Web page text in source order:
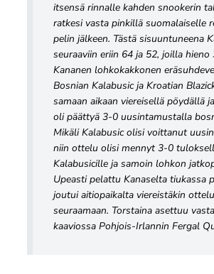
itsensä rinnalle kahden snookerin
ratkesi vasta pinkillä suomalaiselle
pelin jälkeen. Tästä sisuuntuneena
seuraaviin eriin 64 ja 52, joilla
Kananen lohkokakkonen
Bosnian Kalabusic ja Kroatian
samaan aikaan viereisellä pöydällä
oli päättyä 3-0 uusintamustalla
Mikäli Kalabusic olisi voittanut
niin ottelu olisi mennyt 3-0
Kalabusicille ja samoin lohkon
Upeasti pelattu Kanaselta tiukassa
joutui aitiopaikalta viereistäkin
seuraamaan. Torstaina asettuu
kaaviossa Pohjois-Irlannin Fergal